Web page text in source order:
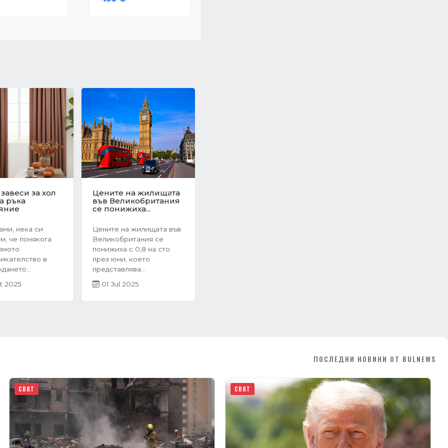
скок
на
в
на 2024
пазар
бележи
Защо да изберете
ново строителство?
Предимствата на...
Когато става въпрос за
покупка на жилище,
много хора инстинктивно
се насочват към...
05 Mar 2025
Next
СВЯТ СВЯТ